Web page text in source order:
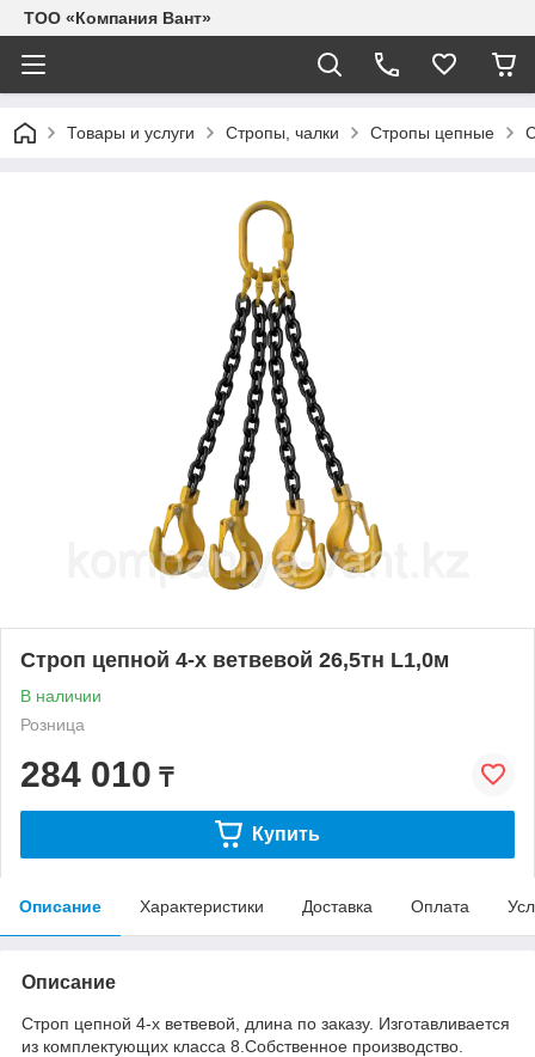
ТОО «Компания Вант»
Товары и услуги Стропы, чалки Стропы цепные
Строп цепной 4-х ветвевой 26,5тн L1,0м
В наличии
Розница
284 010 ₸
Купить
Описание Характеристики Доставка Оплата
Описание
Строп цепной 4-х ветвевой, длина по заказу. Изготавливается
из комплектующих класса 8.Собственное производство.